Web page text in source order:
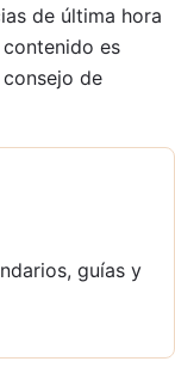
de última hora
es
de
guías y